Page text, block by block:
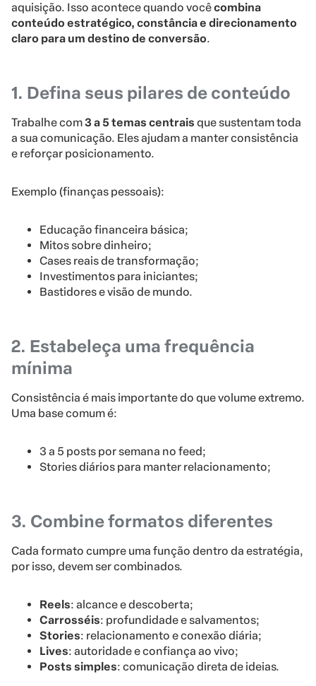
aquisição. Isso acontece quando vocêcombina
conteúdo estratégico, constância e direcionamento
claro para um destino de conversão.
1. Defina seus pilares de conteúdo
Trabalhe com3 a 5 temas centrais que sustentam toda
a sua comunicação. Eles ajudam a manter consistência
e reforçar posicionamento.
Exemplo (finanças pessoais):
Educação financeira básica;
Mitos sobre dinheiro;
Cases reais de transformação;
Investimentos para iniciantes;
Bastidores e visão de mundo.
2. Estabeleça uma frequência
mínima
Consistência é mais importante do que volume extremo.
Uma base comum é:
3 a 5 posts por semana no feed;
Stories diários para manter relacionamento;
3. Combine formatos diferentes
Cada formato cumpre uma função dentro da estratégia,
por isso, devem ser combinados.
Reels: alcance e descoberta;
Carrosséis: profundidade e salvamentos;
Stories: relacionamento e conexão diária;
Lives: autoridade e confiança ao vivo;
Posts simples: comunicação direta de ideias.